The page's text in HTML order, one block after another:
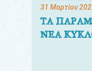
31 Μαρτίου
ΤΑ
ΝΕΑ